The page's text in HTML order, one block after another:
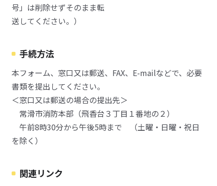
号」は削除せずそのまま転
送してください。）
手続方法
本フォーム、窓口又は郵送、FAX、E-mailなどで、必要
書類を提出してください。
＜窓口又は郵送の場合の提出先＞
常滑市消防本部（飛香台３丁目１番地の２）
午前8時30分から午後5時まで （土曜・日曜・祝日
を除く）
関連リンク